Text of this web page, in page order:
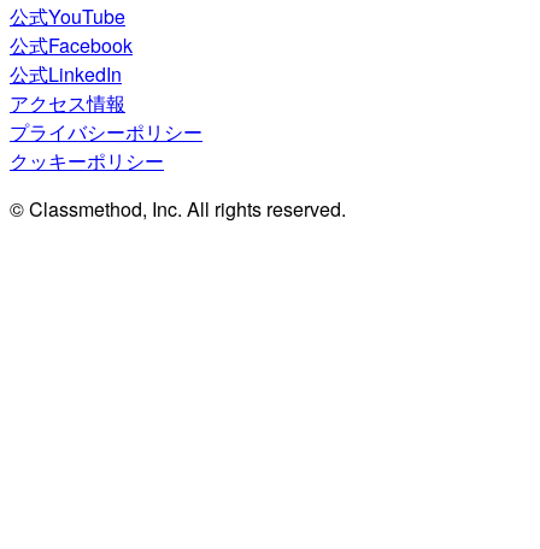
公式YouTube
公式Facebook
公式LinkedIn
アクセス情報
プライバシーポリシー
クッキーポリシー
© Classmethod, Inc. All rights reserved.